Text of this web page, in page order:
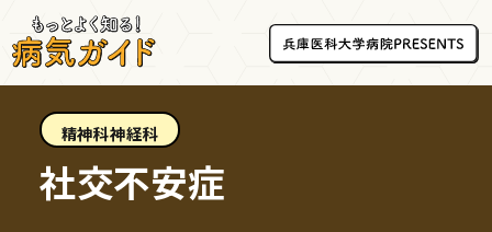
精神科神経科
社交不安症